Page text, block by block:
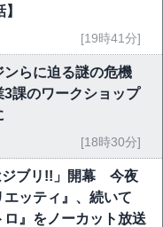
[19時41分]
ンらに迫る謎の危機
3課のワークショップ
[18時30分]
ジブリ!!」開幕 今夜
エッティ』、続いて
ロ』をノーカット放送